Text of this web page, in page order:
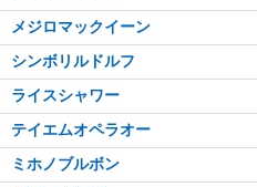
メジロマックイーン
シンボリルドルフ
ライスシャワー
テイエムオペラオー
ミホノブルボン